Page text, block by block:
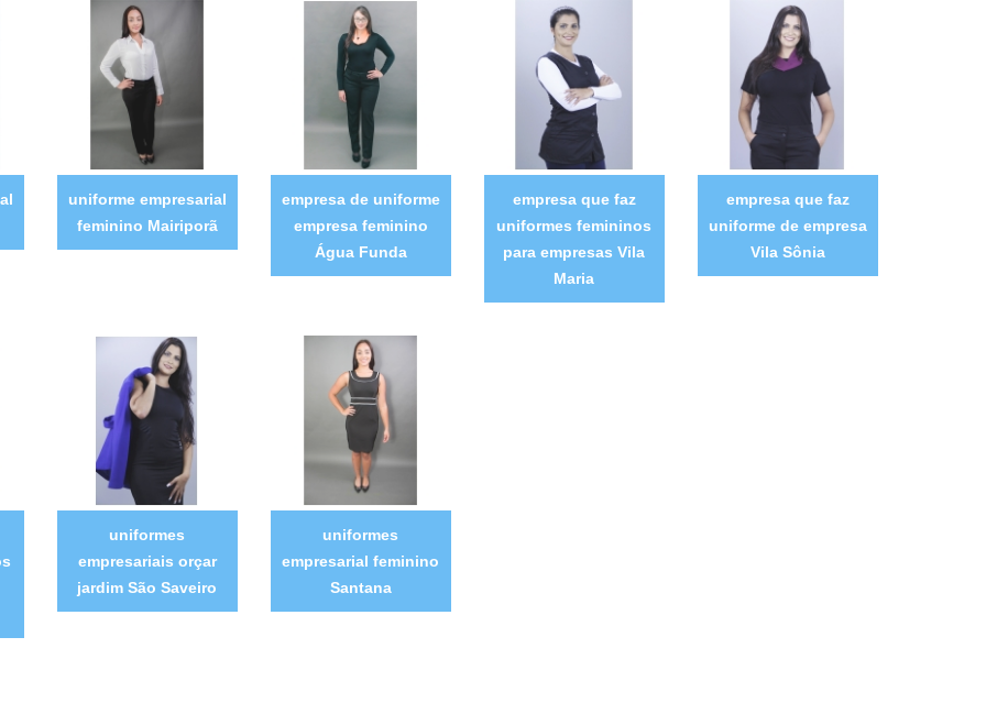
uniforme empresarial
feminino Mairiporã
empresa de uniforme
empresa feminino
Água Funda
empresa que faz
uniformes femininos
para empresas Vila
Maria
empresa que faz
uniforme de empresa
Vila Sônia
uniformes
empresariais orçar
jardim São Saveiro
uniformes
empresarial feminino
Santana